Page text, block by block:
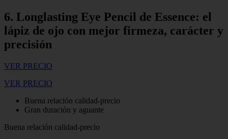
6. Longlasting Eye Pencil de Essence: el
lápiz de ojo con mejor firmeza, carácter y
precisión
VER PRECIO
VER PRECIO
Buena relación calidad-precio
Gran duración y aguante
Buena relación calidad-precio